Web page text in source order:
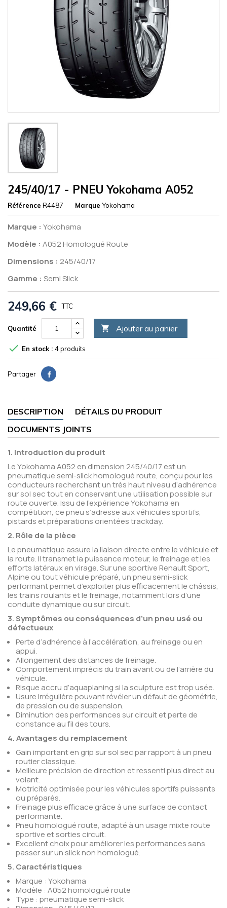
245/40/17 - PNEU Yokohama A052
Référence R4487 Marque Yokohama
Marque : Yokohama
Modèle : A052 Homologué Route
Dimensions : 245/40/17
Gamme : Semi Slick
249,66 € TTC
Quantité  Ajouter au panier
 En stock : 4 produits
Partager
DESCRIPTION
DÉTAILS DU PRODUIT
DOCUMENTS JOINTS
1. Introduction du produit
Le Yokohama A052 en dimension 245/40/17 est un
pneumatique semi-slick homologué route, conçu pour les
conducteurs recherchant un très haut niveau d’adhérence
sur sol sec tout en conservant une utilisation possible sur
route ouverte. Issu de l’expérience Yokohama en
compétition, ce pneu s’adresse aux véhicules sportifs,
pistards et préparations orientées trackday.
2. Rôle de la pièce
Le pneumatique assure la liaison directe entre le véhicule et
la route. Il transmet la puissance moteur, le freinage et les
efforts latéraux en virage. Sur une sportive Renault Sport,
Alpine ou tout véhicule préparé, un pneu semi-slick
performant permet d’exploiter plus efficacement le châssis,
les trains roulants et le freinage, notamment lors d’une
conduite dynamique ou sur circuit.
3. Symptômes ou conséquences d’un pneu usé ou
défectueux
Perte d’adhérence à l’accélération, au freinage ou en
appui.
Allongement des distances de freinage.
Comportement imprécis du train avant ou de l’arrière du
véhicule.
Risque accru d’aquaplaning si la sculpture est trop usée.
Usure irrégulière pouvant révéler un défaut de géométrie,
de pression ou de suspension.
Diminution des performances sur circuit et perte de
constance au fil des tours.
4. Avantages du remplacement
Gain important en grip sur sol sec par rapport à un pneu
routier classique.
Meilleure précision de direction et ressenti plus direct au
volant.
Motricité optimisée pour les véhicules sportifs puissants
ou préparés.
Freinage plus efficace grâce à une surface de contact
performante.
Pneu homologué route, adapté à un usage mixte route
sportive et sorties circuit.
Excellent choix pour améliorer les performances sans
passer sur un slick non homologué.
5. Caractéristiques
Marque : Yokohama
Modèle : A052 homologué route
Type : pneumatique semi-slick